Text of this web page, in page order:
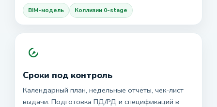
BIM-модель Коллизии 0-stage
Сроки под контроль
Календарный план, недельные отчёты, чек-лист
выдачи. Подготовка ПД/РД и спецификаций в